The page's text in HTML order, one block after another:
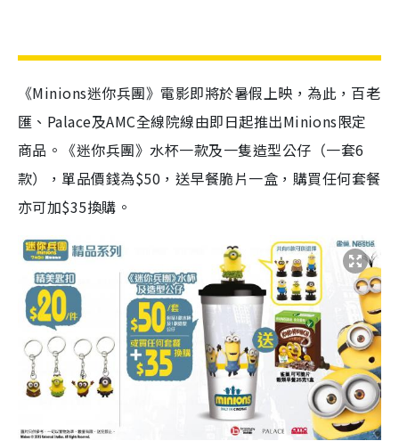
《Minions迷你兵團》電影即將於暑假上映，為此，百老
匯、Palace及AMC全線院線由即日起推出Minions限定
商品。《迷你兵團》水杯一款及一隻造型公仔（一套6
款），單品價錢為$50，送早餐脆片一盒，購買任何套餐
亦可加$35換購。